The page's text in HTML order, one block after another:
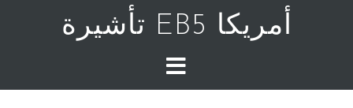
أمريكا EB5 تأشيرة